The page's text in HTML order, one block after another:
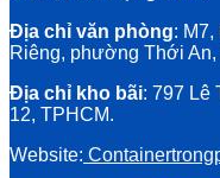
Địa chỉ văn phòng:
Riêng, phường Thới An,
Địa chỉ kho bãi: 797 Lê
12, TPHCM.
Website: